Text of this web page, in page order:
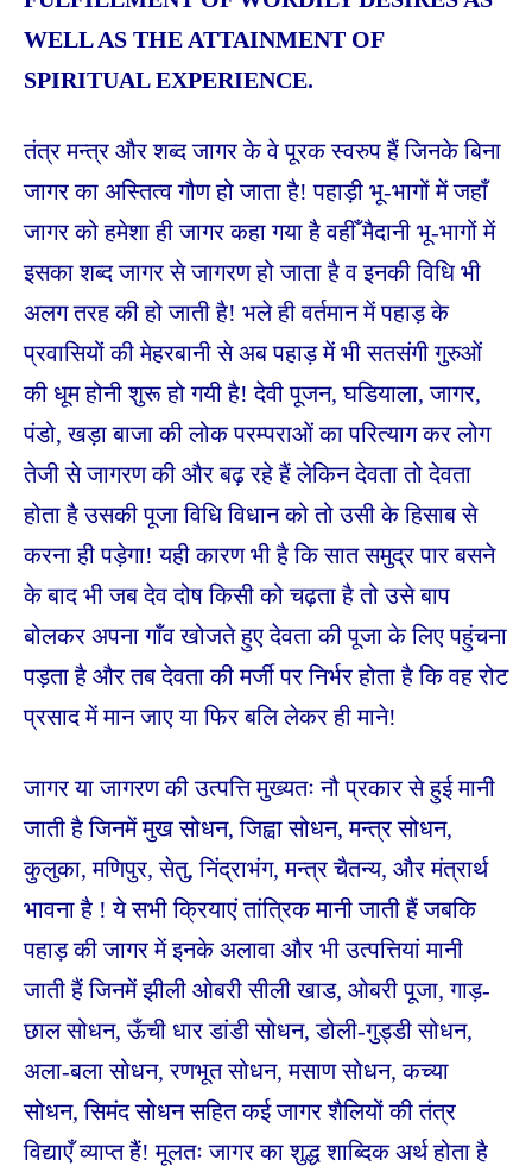
WELL AS THE ATTAINMENT OF
SPIRITUAL EXPERIENCE.
तंत्र मन्त्र और शब्द जागर के वे पूरक स्वरुप हैं जिनके बिना
जागर का अस्तित्व गौण हो जाता है! पहाड़ी भू-भागों में जहाँ
जागर को हमेशा ही जागर कहा गया है वहीँ मैदानी भू-भागों में
इसका शब्द जागर से जागरण हो जाता है व इनकी विधि भी
अलग तरह की हो जाती है! भले ही वर्तमान में पहाड़ के
प्रवासियों की मेहरबानी से अब पहाड़ में भी सतसंगी गुरुओं
की धूम होनी शुरू हो गयी है! देवी पूजन, घडियाला, जागर,
पंडो, खड़ा बाजा की लोक परम्पराओं का परित्याग कर लोग
तेजी से जागरण की और बढ़ रहे हैं लेकिन देवता तो देवता
होता है उसकी पूजा विधि विधान को तो उसी के हिसाब से
करना ही पड़ेगा! यही कारण भी है कि सात समुद्र पार बसने
के बाद भी जब देव दोष किसी को चढ़ता है तो उसे बाप
बोलकर अपना गाँव खोजते हुए देवता की पूजा के लिए पहुंचना
पड़ता है और तब देवता की मर्जी पर निर्भर होता है कि वह रोट
प्रसाद में मान जाए या फिर बलि लेकर ही माने!
जागर या जागरण की उत्पत्ति मुख्यतः नौ प्रकार से हुई मानी
जाती है जिनमें मुख सोधन, जिह्वा सोधन, मन्त्र सोधन,
कुलुका, मणिपुर, सेतु, निंद्राभंग, मन्त्र चैतन्य, और मंत्रार्थ
भावना है ! ये सभी क्रियाएं तांत्रिक मानी जाती हैं जबकि
पहाड़ की जागर में इनके अलावा और भी उत्पत्तियां मानी
जाती हैं जिनमें झीली ओबरी सीली खाड, ओबरी पूजा, गाड़-
छाल सोधन, ऊँची धार डांडी सोधन, डोली-गुड्डी सोधन,
अला-बला सोधन, रणभूत सोधन, मसाण सोधन, कच्या
सोधन, सिमंद सोधन सहित कई जागर शैलियों की तंत्र
विद्याएँ व्याप्त हैं! मूलतः जागर का शुद्ध शाब्दिक अर्थ होता है